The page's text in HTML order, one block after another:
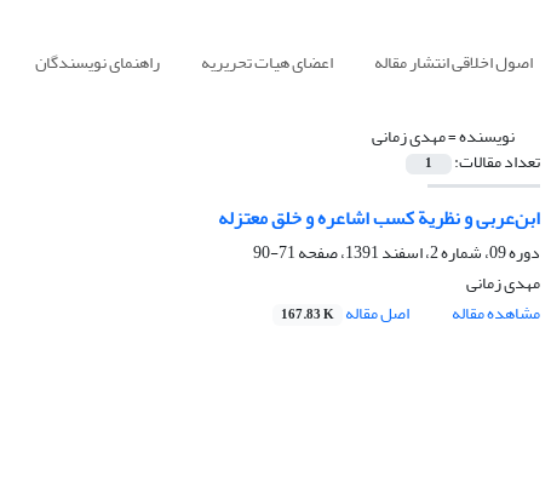
اصول اخلاقی انتشار مقاله اعضای هیات تحریریه راهنمای نویسندگان
نویسنده =مهدی زمانی
تعداد مقالات: 1
ابن‌عربی و نظریة کسب اشاعره و خلق معتزله
دوره 09، شماره 2، اسفند 1391، صفحه
71-90
مهدی زمانی
مشاهده مقاله
اصل مقاله 167.83 K